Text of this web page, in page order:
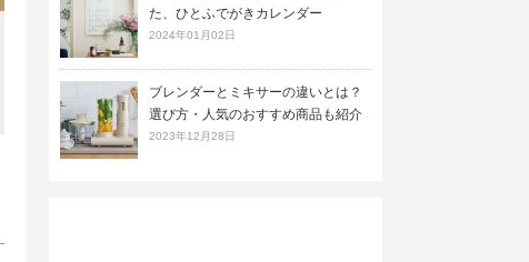
た、ひとふでがきカレンダー
2024年01月02日
ブレンダーとミキサーの違いとは？
選び方・人気のおすすめ商品も紹介
2023年12月28日